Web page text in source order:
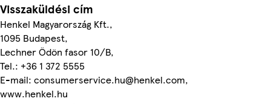
Visszaküldési cím
Henkel Magyarország Kft.,
1095 Budapest,
Lechner Ödön fasor 10/B,
Tel.: +36 1 372 5555
E-mail: consumerservice.hu@henkel.com,
www.henkel.hu